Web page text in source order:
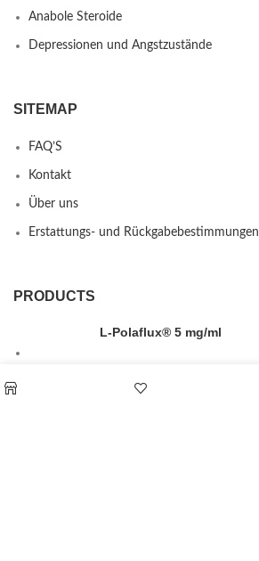
Anabole Steroide
Depressionen und Angstzustände
SITEMAP
FAQ’S
Kontakt
Über uns
Erstattungs- und Rückgabebestimmungen
PRODUCTS
L-Polaflux® 5 mg/ml